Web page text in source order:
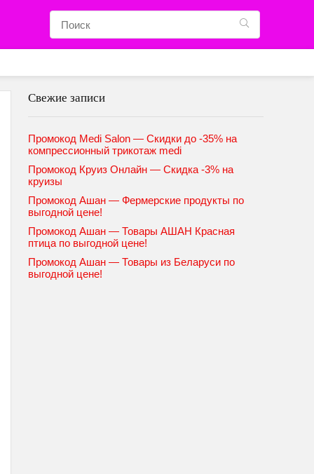
Свежие записи
Промокод Medi Salon — Скидки до -35% на
компрессионный трикотаж medi
Промокод Круиз Онлайн — Скидка -3% на
круизы
Промокод Ашан — Фермерские продукты по
выгодной цене!
Промокод Ашан — Товары АШАН Красная
птица по выгодной цене!
Промокод Ашан — Товары из Беларуси по
выгодной цене!